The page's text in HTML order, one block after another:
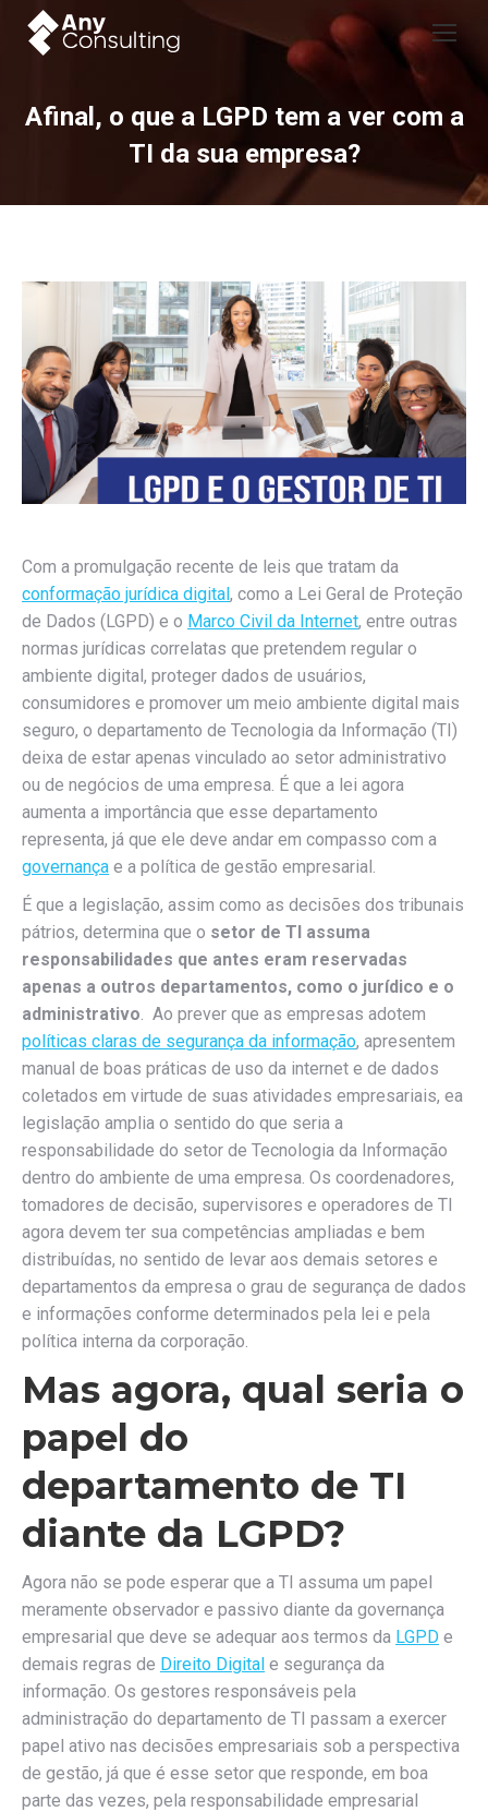
Afinal, o que a LGPD tem a ver com a
TI da sua empresa?
Com a promulgação recente de leis que tratam da
conformação jurídica digital, como a Lei Geral de Proteção
de Dados (LGPD) e o Marco Civil da Internet, entre outras
normas jurídicas correlatas que pretendem regular o
ambiente digital, proteger dados de usuários,
consumidores e promover um meio ambiente digital mais
seguro, o departamento de Tecnologia da Informação (TI)
deixa de estar apenas vinculado ao setor administrativo
ou de negócios de uma empresa. É que a lei agora
aumenta a importância que esse departamento
representa, já que ele deve andar em compasso com a
governança e a política de gestão empresarial.
É que a legislação, assim como as decisões dos tribunais
pátrios, determina que o setor de TI assuma
responsabilidades que antes eram reservadas
apenas a outros departamentos, como o jurídico e o
administrativo. Ao prever que as empresas adotem
políticas claras de segurança da informação, apresentem
manual de boas práticas de uso da internet e de dados
coletados em virtude de suas atividades empresariais, ea
legislação amplia o sentido do que seria a
responsabilidade do setor de Tecnologia da Informação
dentro do ambiente de uma empresa. Os coordenadores,
tomadores de decisão, supervisores e operadores de TI
agora devem ter sua competências ampliadas e bem
distribuídas, no sentido de levar aos demais setores e
departamentos da empresa o grau de segurança de dados
e informações conforme determinados pela lei e pela
política interna da corporação.
Mas agora, qual seria o
papel do
departamento de TI
diante da LGPD?
Agora não se pode esperar que a TI assuma um papel
meramente observador e passivo diante da governança
empresarial que deve se adequar aos termos da LGPD e
demais regras de Direito Digital e segurança da
informação. Os gestores responsáveis pela
administração do departamento de TI passam a exercer
papel ativo nas decisões empresariais sob a perspectiva
de gestão, já que é esse setor que responde, em boa
parte das vezes, pela responsabilidade empresarial